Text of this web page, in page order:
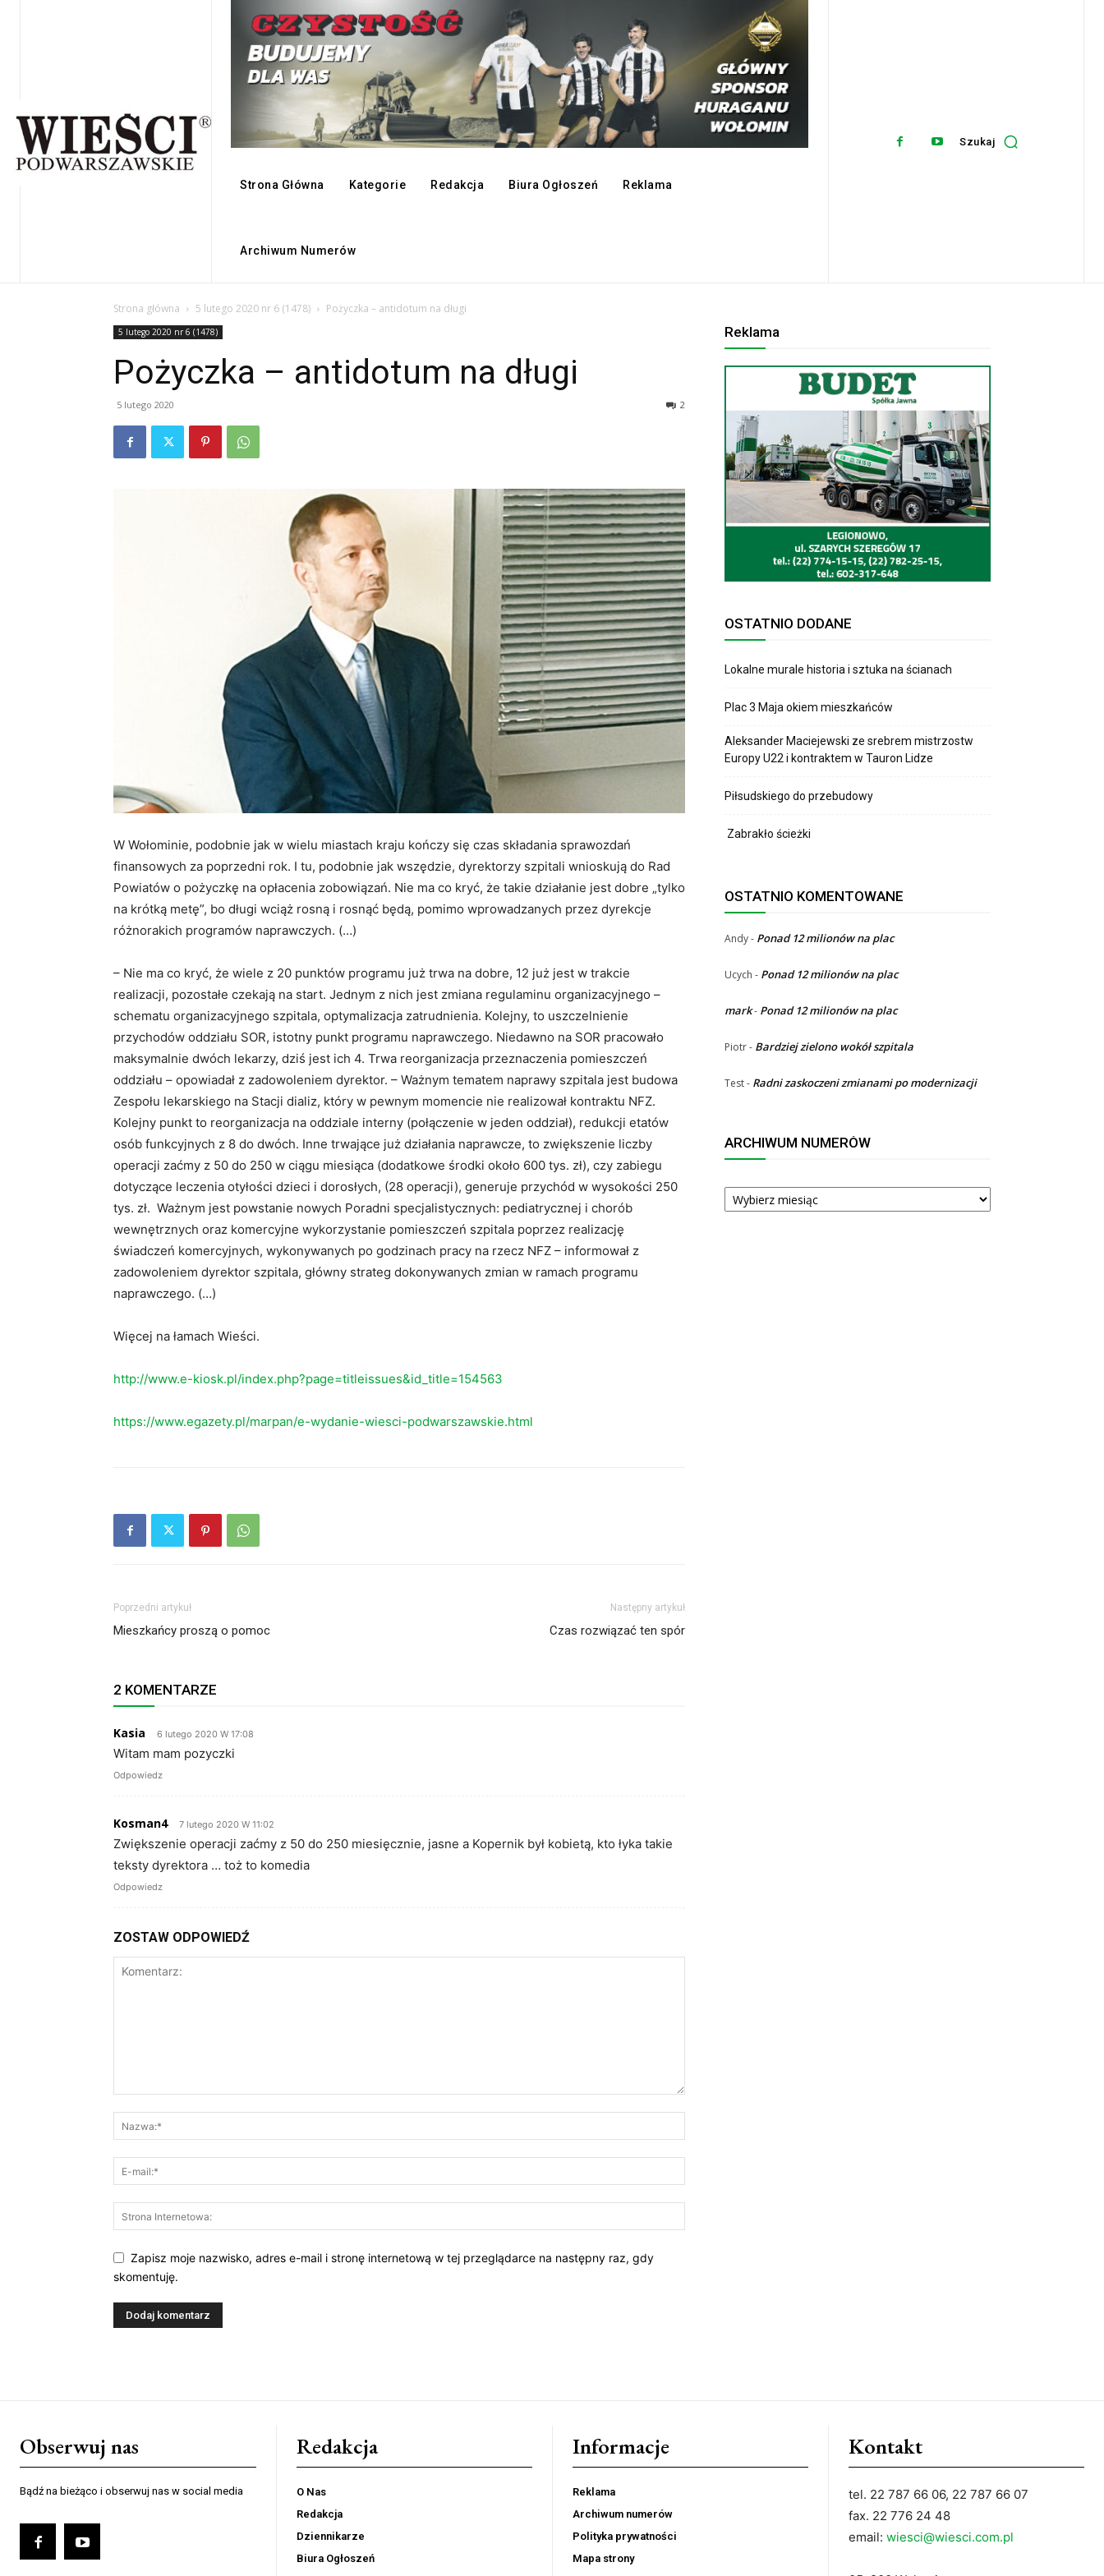
Strona Główna Kategorie Redakcja Biura Ogłoszeń Reklama
Archiwum Numerów
Szukaj
Strona główna 5 lutego 2020 nr 6 (1478) Pożyczka – antidotum na długi
5 lutego 2020 nr 6 (1478)
Pożyczka – antidotum na długi
5 lutego 2020 2
W Wołominie, podobnie jak w wielu miastach kraju kończy się czas składania sprawozdań
finansowych za poprzedni rok. I tu, podobnie jak wszędzie, dyrektorzy szpitali wnioskują do Rad
Powiatów o pożyczkę na opłacenia zobowiązań. Nie ma co kryć, że takie działanie jest dobre „tylko
na krótką metę”, bo długi wciąż rosną i rosnąć będą, pomimo wprowadzanych przez dyrekcje
różnorakich programów naprawczych. (…)
– Nie ma co kryć, że wiele z 20 punktów programu już trwa na dobre, 12 już jest w trakcie
realizacji, pozostałe czekają na start. Jednym z nich jest zmiana regulaminu organizacyjnego –
schematu organizacyjnego szpitala, optymalizacja zatrudnienia. Kolejny, to uszczelnienie
przychodów oddziału SOR, istotny punkt programu naprawczego. Niedawno na SOR pracowało
maksymalnie dwóch lekarzy, dziś jest ich 4. Trwa reorganizacja przeznaczenia pomieszczeń
oddziału – opowiadał z zadowoleniem dyrektor. – Ważnym tematem naprawy szpitala jest budowa
Zespołu lekarskiego na Stacji dializ, który w pewnym momencie nie realizował kontraktu NFZ.
Kolejny punkt to reorganizacja na oddziale interny (połączenie w jeden oddział), redukcji etatów
osób funkcyjnych z 8 do dwóch. Inne trwające już działania naprawcze, to zwiększenie liczby
operacji zaćmy z 50 do 250 w ciągu miesiąca (dodatkowe środki około 600 tys. zł), czy zabiegu
dotyczące leczenia otyłości dzieci i dorosłych, (28 operacji), generuje przychód w wysokości 250
tys. zł. Ważnym jest powstanie nowych Poradni specjalistycznych: pediatrycznej i chorób
wewnętrznych oraz komercyjne wykorzystanie pomieszczeń szpitala poprzez realizację
świadczeń komercyjnych, wykonywanych po godzinach pracy na rzecz NFZ – informował z
zadowoleniem dyrektor szpitala, główny strateg dokonywanych zmian w ramach programu
naprawczego. (…)
Więcej na łamach Wieści.
http://www.e-kiosk.pl/index.php?page=titleissues&id_title=154563
https://www.egazety.pl/marpan/e-wydanie-wiesci-podwarszawskie.html
Poprzedni artykuł
Mieszkańcy proszą o pomoc
Następny artykuł
Czas rozwiązać ten spór
2 KOMENTARZE
Kasia 6 lutego 2020 W 17:08
Witam mam pozyczki
Odpowiedz
Kosman4 7 lutego 2020 W 11:02
Zwiększenie operacji zaćmy z 50 do 250 miesięcznie, jasne a Kopernik był kobietą, kto łyka takie
teksty dyrektora … toż to komedia
Odpowiedz
ZOSTAW ODPOWIEDŹ
Zapisz moje nazwisko, adres e-mail i stronę internetową w tej przeglądarce na następny raz, gdy
skomentuję.
Reklama
OSTATNIO DODANE
Lokalne murale historia i sztuka na ścianach
Plac 3 Maja okiem mieszkańców
Aleksander Maciejewski ze srebrem mistrzostw
Europy U22 i kontraktem w Tauron Lidze
Piłsudskiego do przebudowy
Zabrakło ścieżki
OSTATNIO KOMENTOWANE
Andy- Ponad 12 milionów na plac
Ucych - Ponad 12 milionów na plac
mark- Ponad 12 milionów na plac
Piotr- Bardziej zielono wokół szpitala
Test- Radni zaskoczeni zmianami po modernizacji
ARCHIWUM NUMERÓW
ARCHIWUM
NUMERÓW
Obserwuj nas
Bądź na bieżąco i obserwuj nas w social media
Redakcja
O Nas
Redakcja
Dziennikarze
Biura Ogłoszeń
Informacje
Reklama
Archiwum numerów
Polityka prywatności
Mapa strony
Kontakt
tel. 22 787 66 06, 22 787 66 07
fax. 22 776 24 48
email: wiesci@wiesci.com.pl